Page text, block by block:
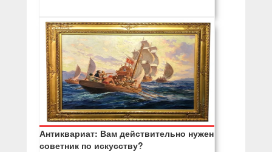
Антиквариат: Вам действительно нужен
советник по искусству?